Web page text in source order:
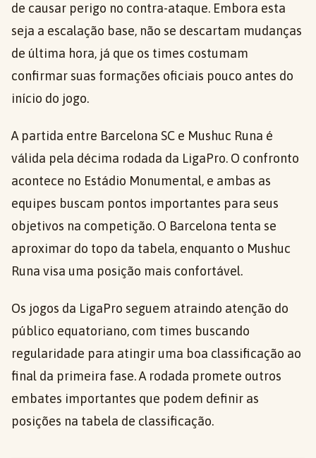
de causar perigo no contra-ataque. Embora esta
seja a escalação base, não se descartam mudanças
de última hora, já que os times costumam
confirmar suas formações oficiais pouco antes do
início do jogo.
A partida entre Barcelona SC e Mushuc Runa é
válida pela décima rodada da LigaPro. O confronto
acontece no Estádio Monumental, e ambas as
equipes buscam pontos importantes para seus
objetivos na competição. O Barcelona tenta se
aproximar do topo da tabela, enquanto o Mushuc
Runa visa uma posição mais confortável.
Os jogos da LigaPro seguem atraindo atenção do
público equatoriano, com times buscando
regularidade para atingir uma boa classificação ao
final da primeira fase. A rodada promete outros
embates importantes que podem definir as
posições na tabela de classificação.